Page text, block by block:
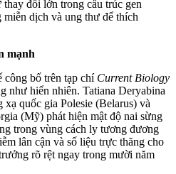
thay đổi lớn trong cấu trúc gen
miễn dịch và ung thư để thích
mạnh
công bố trên tạp chí Current Biology
như hiển nhiên. Tatiana Deryabina
quốc gia Polesie (Belarus) và
(Mỹ) phát hiện mật độ nai sừng
trong vùng cách ly tương đương
lân cận và số liệu trực thăng cho
rõ rệt ngay trong mười năm